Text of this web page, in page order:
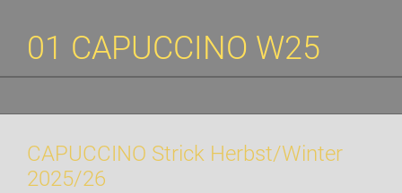
01 CAPUCCINO W25
CAPUCCINO Strick Herbst/Winter
2025/26